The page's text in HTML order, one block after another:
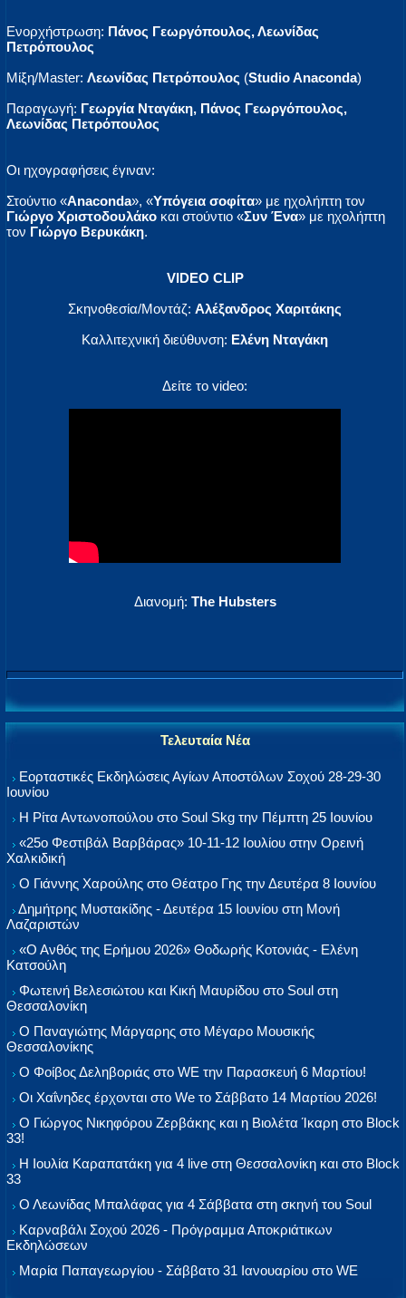
Ενορχήστρωση: Πάνος Γεωργόπουλος, Λεωνίδας
Πετρόπουλος
Μίξη/Μaster: Λεωνίδας Πετρόπουλος (Studio Anaconda)
Παραγωγή: Γεωργία Νταγάκη, Πάνος Γεωργόπουλος,
Λεωνίδας Πετρόπουλος
Oι ηχογραφήσεις έγιναν:
Στούντιο «Αnaconda», «Υπόγεια σοφίτα» με ηχολήπτη τον
Γιώργο Χριστοδουλάκο και στούντιο «Συν Ένα» με ηχολήπτη
τον Γιώργο Βερυκάκη.
VIDEO CLIP
Σκηνοθεσία/Μοντάζ: Αλέξανδρος Χαριτάκης
Καλλιτεχνική διεύθυνση: Eλένη Νταγάκη
Δείτε το video:
Διανομή: The Hubsters
Τελευταία Νέα
Εορταστικές Εκδηλώσεις Αγίων Αποστόλων Σοχού 28-29-30
Ιουνίου
Η Ρίτα Αντωνοπούλου στο Soul Skg την Πέμπτη 25 Ιουνίου
«25ο Φεστιβάλ Βαρβάρας» 10-11-12 Ιουλίου στην Ορεινή
Χαλκιδική
Ο Γιάννης Χαρούλης στο Θέατρο Γης την Δευτέρα 8 Ιουνίου
Δημήτρης Μυστακίδης - Δευτέρα 15 Ιουνίου στη Μονή
Λαζαριστών
«Ο Ανθός της Ερήμου 2026» Θοδωρής Κοτονιάς - Ελένη
Κατσούλη
Φωτεινή Βελεσιώτου και Κική Μαυρίδου στο Soul στη
Θεσσαλονίκη
Ο Παναγιώτης Μάργαρης στο Μέγαρο Μουσικής
Θεσσαλονίκης
Ο Φοίβος Δεληβοριάς στο WE την Παρασκευή 6 Μαρτίου!
Οι Χαΐνηδες έρχονται στο We το Σάββατο 14 Μαρτίου 2026!
Ο Γιώργος Νικηφόρου Ζερβάκης και η Βιολέτα Ίκαρη στο Block
33!
Η Ιουλία Καραπατάκη για 4 live στη Θεσσαλονίκη και στο Block
33
Ο Λεωνίδας Μπαλάφας για 4 Σάββατα στη σκηνή του Soul
Καρναβάλι Σοχού 2026 - Πρόγραμμα Αποκριάτικων
Εκδηλώσεων
Μαρία Παπαγεωργίου - Σάββατο 31 Ιανουαρίου στο WE